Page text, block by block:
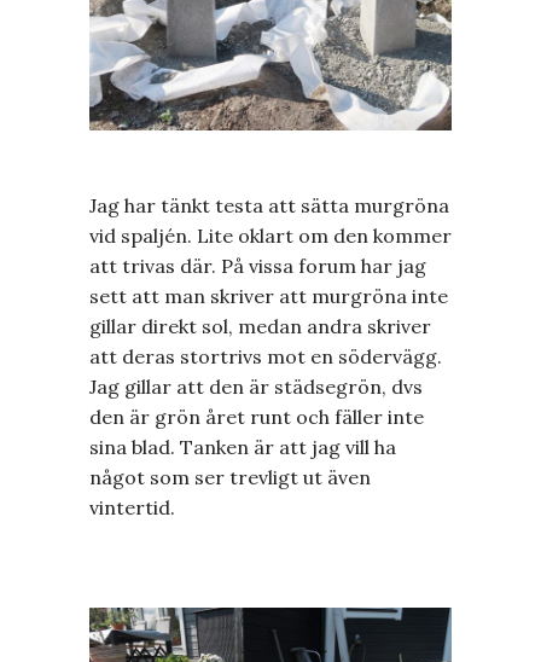
Jag har tänkt testa att sätta murgröna
vid spaljén. Lite oklart om den kommer
att trivas där. På vissa forum har jag
sett att man skriver att murgröna inte
gillar direkt sol, medan andra skriver
att deras stortrivs mot en södervägg.
Jag gillar att den är städsegrön, dvs
den är grön året runt och fäller inte
sina blad. Tanken är att jag vill ha
något som ser trevligt ut även
vintertid.